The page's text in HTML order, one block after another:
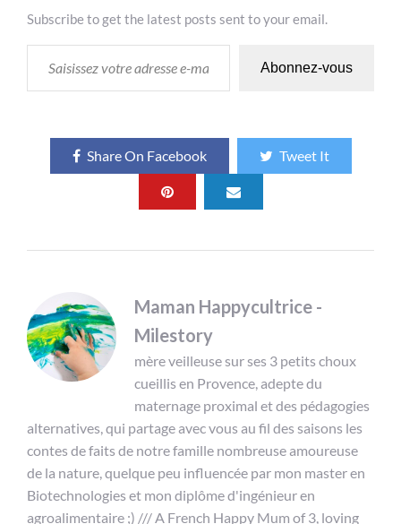
Subscribe to get the latest posts sent to your email.
SAISISSEZ VOTRE ADRESSE E-MAIL…
Abonnez-vous
Share On Facebook Tweet It
Maman Happycultrice -
Milestory
mère veilleuse sur ses 3 petits choux
cueillis en Provence, adepte du
maternage proximal et des pédagogies
alternatives, qui partage avec vous au fil des saisons les
contes de faits de notre famille nombreuse amoureuse
de la nature, quelque peu influencée par mon master en
Biotechnologies et mon diplôme d'ingénieur en
agroalimentaire ;) /// A French Happy Mum of 3, loving